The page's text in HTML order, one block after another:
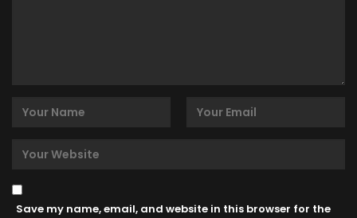
Save my name, email, and website in this browser for the